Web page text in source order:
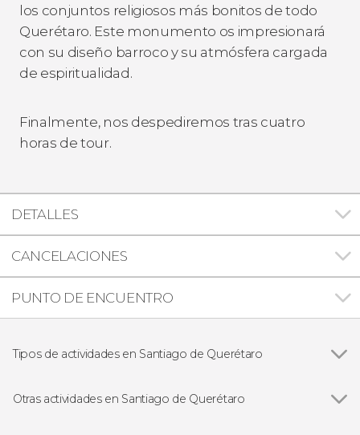
los conjuntos religiosos más bonitos de todo
Querétaro. Este monumento os impresionará
con su diseño barroco y su atmósfera cargada
de espiritualidad.
Finalmente, nos despediremos tras cuatro
horas de tour.
DETALLES
CANCELACIONES
PUNTO DE ENCUENTRO
Tipos de actividades en Santiago de Querétaro
Gastronomía y enoturismo
Otras actividades en Santiago de Querétaro